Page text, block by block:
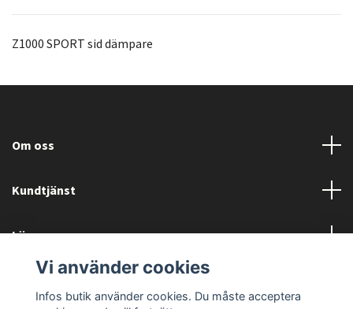
Z1000 SPORT sid dämpare
Om oss
Kundtjänst
Läs mer
Sociala medier
Vi använder cookies
Infos butik använder cookies. Du måste acceptera